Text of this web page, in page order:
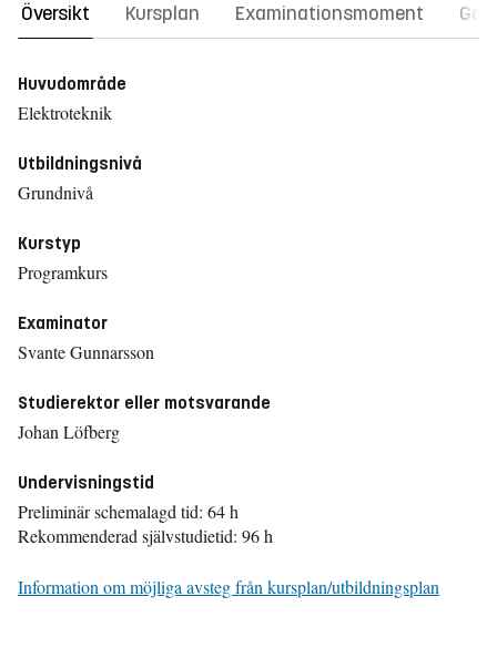
Översikt Kursplan Examinationsmoment
Huvudområde
Elektroteknik
Utbildningsnivå
Grundnivå
Kurstyp
Programkurs
Examinator
Svante Gunnarsson
Studierektor eller motsvarande
Johan Löfberg
Undervisningstid
Preliminär schemalagd tid: 64 h
Rekommenderad självstudietid: 96 h
Information om möjliga avsteg från kursplan/utbildningsplan